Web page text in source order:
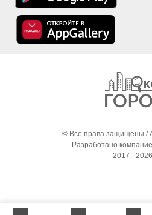
© Все права защищены /
Разработано
2017 - 2026